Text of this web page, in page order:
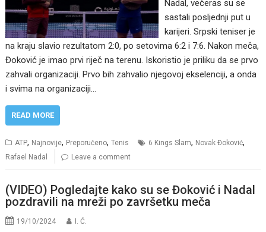
Nadal, večeras su se
sastali posljednji put u
karijeri. Srpski teniser je
na kraju slavio rezultatom 2:0, po setovima 6:2 i 7:6. Nakon meča,
Đoković je imao prvi riječ na terenu. Iskoristio je priliku da se prvo
zahvali organizaciji. Prvo bih zahvalio njegovoj ekselenciji, a onda
i svima na organizaciji…
READ MORE
ATP, Najnovije, Preporučeno,Tenis 6 Kings Slam, Novak Đoković,
Rafael Nadal Leave a comment
(VIDEO) Pogledajte kako su se Đoković i Nadal
pozdravili na mreži po završetku meča
19/10/2024 I. Ć.